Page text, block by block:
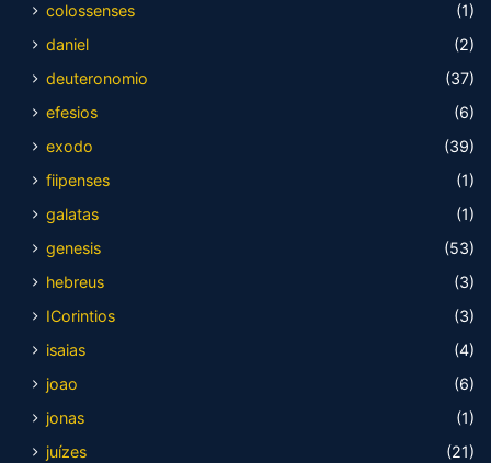
colossenses
(1)
daniel
(2)
deuteronomio
(37)
efesios
(6)
exodo
(39)
fiipenses
(1)
galatas
(1)
genesis
(53)
hebreus
(3)
ICorintios
(3)
isaias
(4)
joao
(6)
jonas
(1)
juízes
(21)